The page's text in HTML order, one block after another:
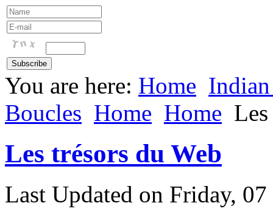
You are here: Home
Boucles Home Home
Les trésors du Web
Last Updated on Friday,